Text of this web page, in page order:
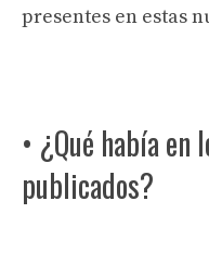
presentes en estas
• ¿Qué había
publicados?